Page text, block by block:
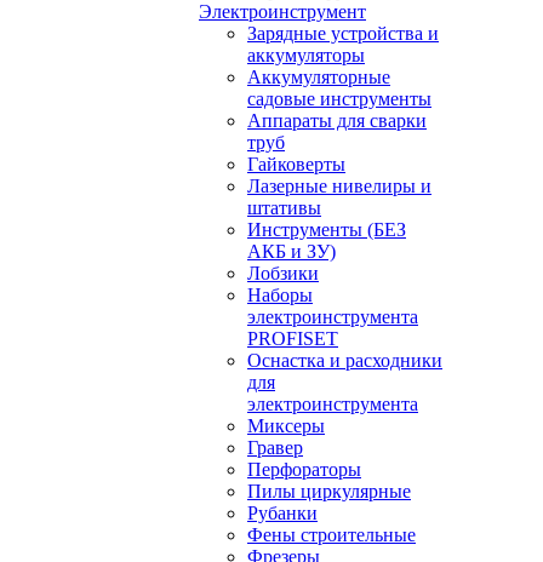
Электроинструмент
Зарядные устройства и
аккумуляторы
Аккумуляторные
садовые инструменты
Аппараты для сварки
труб
Гайковерты
Лазерные нивелиры и
штативы
Инструменты (БЕЗ
АКБ и ЗУ)
Лобзики
Наборы
электроинструмента
PROFISET
Оснастка и расходники
для
электроинструмента
Миксеры
Гравер
Перфораторы
Пилы циркулярные
Рубанки
Фены строительные
Фрезеры